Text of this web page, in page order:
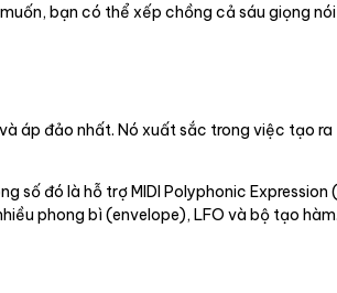
bạn có thể xếp chồng cả sáu giọng
áp đảo nhất. Nó xuất sắc trong việc tạo
đó là hỗ trợ MIDI Polyphonic
phong bì (envelope), LFO và bộ tạo